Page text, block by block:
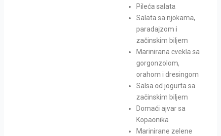
Pileća salata
Salata sa njokama,
paradajzom i
začinskim biljem
Marinirana cvekla sa
gorgonzolom,
orahom i dresingom
Salsa od jogurta sa
začinskim biljem
Domaći ajvar sa
Kopaonika
Marinirane zelene